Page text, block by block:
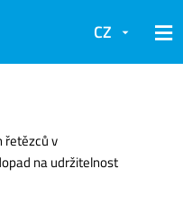
CZ
řetězců v
na udržitelnost